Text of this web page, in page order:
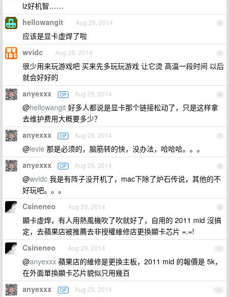
lz好机智……
4
hellowangit Aug 29, 2014
应该是显卡虚焊了啦
5
wvidc Aug 29, 2014
很少用来玩游戏吧 买来先多玩玩游戏 让它烫 高温一段时间 以后
就会好好的
6
anyexxx OP Aug 29, 2014
@hellowangit 好多人都说是显卡那个链接松动了，只是这样拿
去维护费用大概要多少？
7
anyexxx OP Aug 29, 2014
@levie 那是必须的，脑筋转的快，没办法，哈哈哈。。。
8
anyexxx OP Aug 29, 2014
@wvidc 我是有阵子没开机了，mac下除了炉石传说，其他的不
好玩吧。。。
9
Csineneo Aug 29, 2014
顯卡虛焊，有人用熱風機吹了吹就好了，自用的 2011 mid 沒搞
定，去蘋果店被推薦去非授權維修店更換顯卡芯片 =.=!
10
Csineneo Aug 29, 2014
@anyexxx 蘋果店的維修是更換主板，2011 mid 的報價是 5k，
在外面單換顯卡芯片貌似只用幾百
11
anyexxx OP Aug 29, 2014